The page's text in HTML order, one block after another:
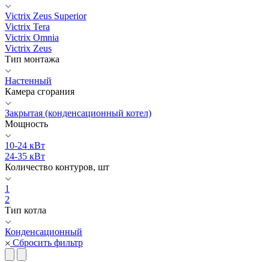
Victrix Zeus Superior
Victrix Tera
Victrix Omnia
Victrix Zeus
Тип монтажа
Настенный
Камера сгорания
Закрытая (конденсационный котел)
Мощность
10-24 кВт
24-35 кВт
Количество контуров, шт
1
2
Тип котла
Конденсационный
Сбросить фильтр